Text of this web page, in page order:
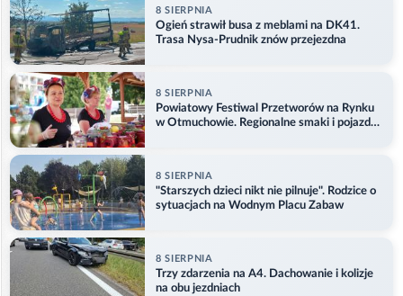
8 SIERPNIA
Ogień strawił busa z meblami na DK41.
Trasa Nysa-Prudnik znów przejezdna
8 SIERPNIA
Powiatowy Festiwal Przetworów na Rynku
w Otmuchowie. Regionalne smaki i pojazdy
8 SIERPNIA
"Starszych dzieci nikt nie pilnuje". Rodzice o
sytuacjach na Wodnym Placu Zabaw
8 SIERPNIA
Trzy zdarzenia na A4. Dachowanie i kolizje
na obu jezdniach